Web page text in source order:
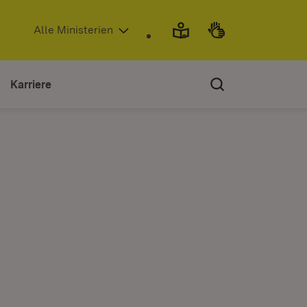
in neuem Fenster)
Alle Ministerien
Karriere